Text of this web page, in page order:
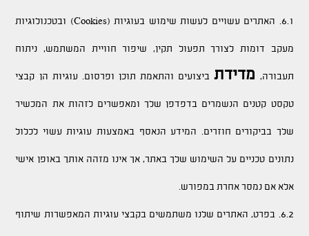
6.1. האתרים עשויים לעשות שימוש בעוגיות (Cookies) ובטכנולוגיות
מעקב דומות לצורך תפעול תקין, שיפור חוויית המשתמש, ניתוח
תעבורה, מדידתביצועים והתאמת תוכן ופרסום. עוגיות הן קבצי
טקסט קטנים הנשמרים בדפדפן שלך ומאפשרים לזהות את המכשיר
שלך בביקורים חוזרים. המידע הנאסף באמצעות עוגיות עשוי לכלול
נתונים טכניים על השימוש שלך באתר, אך אינו מזהה אותך באופן אישי
אלא אם נמסר אחרת במפורש.
6.2. בפרט, האתרים שלנו משתמשים בקבצי עוגיות המאפשרות שיתוף